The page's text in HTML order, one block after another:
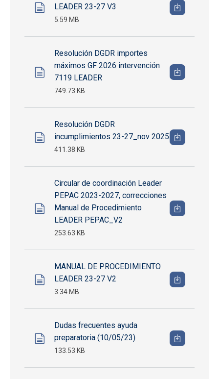
LEADER 23-27 V3
5.59 MB
Resolución DGDR importes
máximos GF 2026 intervención
7119 LEADER
749.73 KB
Resolución DGDR
incumplimientos 23-27_nov 2025
411.38 KB
Circular de coordinación Leader
PEPAC 2023-2027, correcciones
Manual de Procedimiento
LEADER PEPAC_V2
253.63 KB
MANUAL DE PROCEDIMIENTO
LEADER 23-27 V2
3.34 MB
Dudas frecuentes ayuda
preparatoria (10/05/23)
133.53 KB